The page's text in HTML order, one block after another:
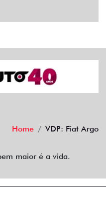
Home VDP: Fiat Argo
maior é a vida.